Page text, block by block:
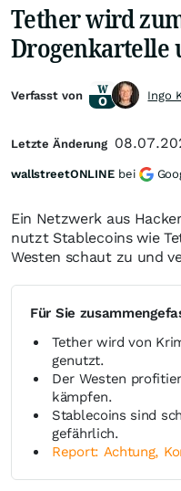
Tether wird
Drogenkartelle
Ein Netzwerk aus
nutzt Stablecoins wie
Westen schaut zu und
Für Sie
Tether wird von
genutzt.
Der Westen
kämpfen.
Stablecoins sind
gefährlich.
Report: Achtung,
Verfasst von Ingo
Letzte Änderung
wallstreetONLINE bei